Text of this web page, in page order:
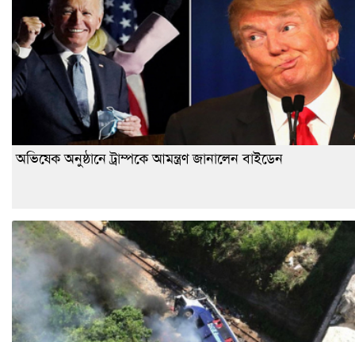
অভিষেক অনুষ্ঠানে ট্রাম্পকে আমন্ত্রণ জানালেন বাইডেন